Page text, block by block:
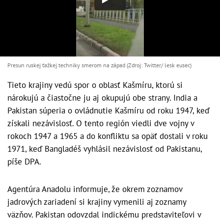
Presun ruskej ťažkej techniky smerom na západ (Zdroj: Twitter/ lesk eusec)
Tieto krajiny vedú spor o oblasť Kašmíru, ktorú si
nárokujú a čiastočne ju aj okupujú obe strany. India a
Pakistan súperia o ovládnutie Kašmíru od roku 1947, keď
získali nezávislosť. O tento región viedli dve vojny v
rokoch 1947 a 1965 a do konfliktu sa opäť dostali v roku
1971, keď Bangladéš vyhlásil nezávislosť od Pakistanu,
píše DPA.
Agentúra Anadolu informuje, že okrem zoznamov
jadrových zariadení si krajiny vymenili aj zoznamy
väzňov. Pakistan odovzdal indickému predstaviteľovi v